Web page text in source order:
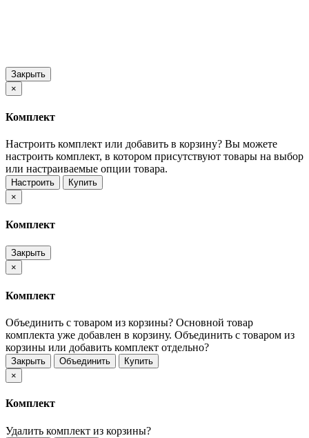
Закрыть
×
Комплект
Настроить комплект или добавить в корзину? Вы можете
настроить комплект, в котором присутствуют товары на выбор
или настраиваемые опции товара.
Настроить
Купить
×
Комплект
Закрыть
×
Комплект
Объединить с товаром из корзины? Основной товар
комплекта уже добавлен в корзину. Объединить с товаром из
корзины или добавить комплект отдельно?
Закрыть Объединить
Купить
×
Комплект
Удалить комплект из корзины?